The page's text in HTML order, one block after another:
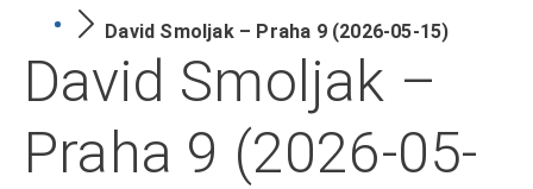
David Smoljak – Praha 9 (2026-05-15)
David Smoljak –
Praha 9 (2026-05-